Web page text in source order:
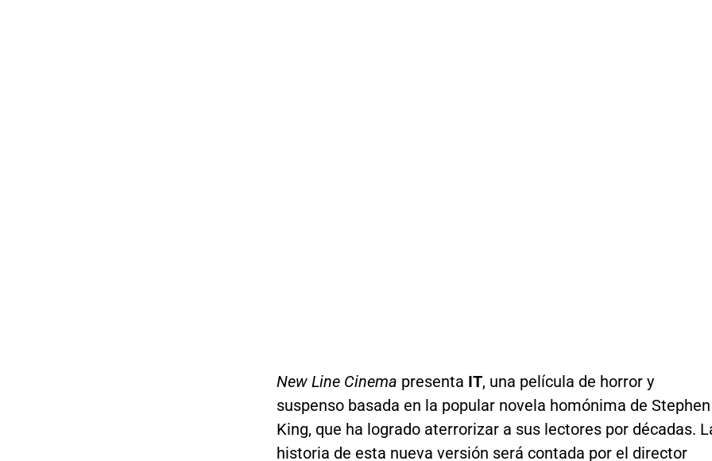
New Line Cinema presenta IT, una película de horror y
suspenso basada en la popular novela homónima de Stephen
King, que ha logrado aterrorizar a sus lectores por décadas.
historia de esta nueva versión será contada por el director